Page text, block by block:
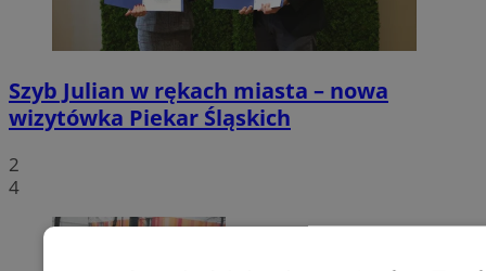
Szyb Julian w rękach miasta – nowa
wizytówka Piekar Śląskich
2
4